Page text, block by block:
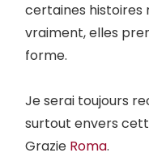
certaines histoires
vraiment, elles
forme.
Je serai toujours
surtout envers
Grazie Roma.